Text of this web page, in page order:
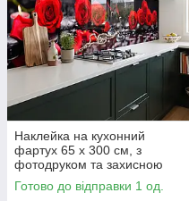
Наклейка на кухонний
фартух 65 х 300 см, з
фотодруком та захисною
ламінацією троянди червоні з
келихами (БП-s_fl11746)
Готово до відправки 1 од.